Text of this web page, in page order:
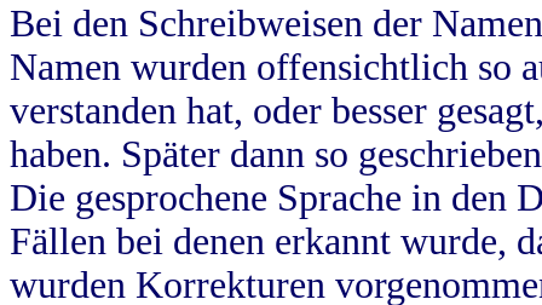
Bei den Schreibweisen der
Namen wurden offensichtlich so
verstanden hat, oder besser
haben. Später dann so
Die gesprochene Sprache in
Fällen bei denen erkannt wurde,
wurden Korrekturen